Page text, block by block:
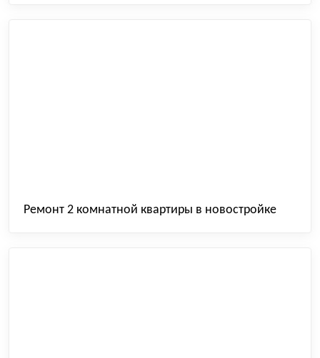
Ремонт 2 комнатной квартиры в новостройке